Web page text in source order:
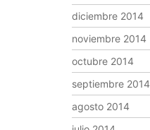
diciembre 2014
noviembre 2014
octubre 2014
septiembre 2014
agosto 2014